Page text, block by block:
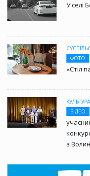
У селі
ФОТО
«Стіл
КУЛЬТУРА
ВІДЕО
з